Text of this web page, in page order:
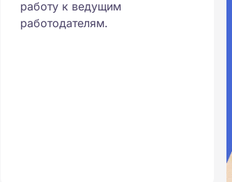
работу к ведущим
работодателям.